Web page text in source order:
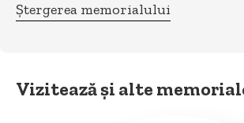
Ștergerea memorialului
Vizitează și alte